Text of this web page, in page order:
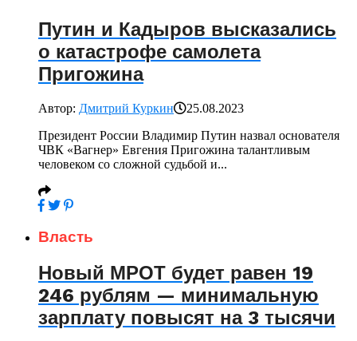
Путин и Кадыров высказались
о катастрофе самолета
Пригожина
Автор: Дмитрий Куркин
25.08.2023
Президент России Владимир Путин назвал основателя
ЧВК «Вагнер» Евгения Пригожина талантливым
человеком со сложной судьбой и...
Власть
Новый МРОТ будет равен 19
246 рублям — минимальную
зарплату повысят на 3 тысячи